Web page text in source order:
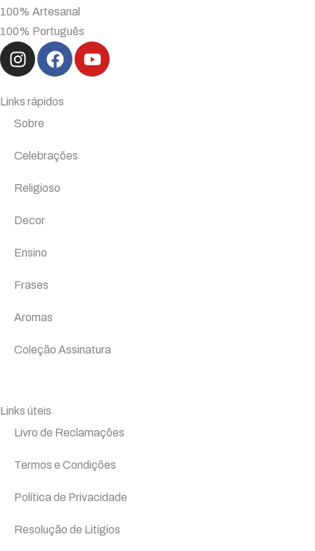
100% Artesanal
100% Português
Links rápidos
Sobre
Celebrações
Religioso
Decor
Ensino
Frases
Aromas
Coleção Assinatura
Links úteis
Livro de Reclamações
Termos e Condições
Política de Privacidade
Resolução de Litígios